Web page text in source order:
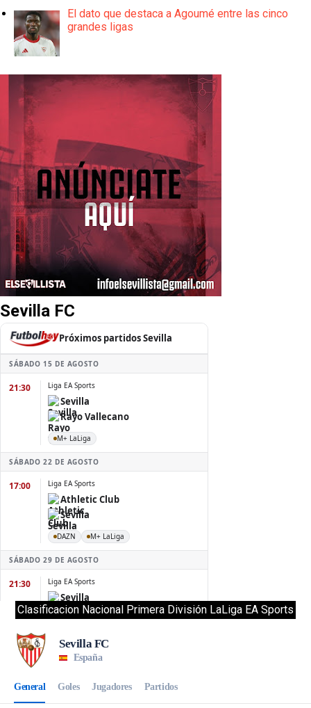
El dato que destaca a Agoumé entre las cinco
grandes ligas
Sevilla FC
Clasificacion Nacional Primera División LaLiga EA Sports